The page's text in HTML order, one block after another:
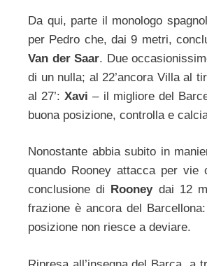
Da qui, parte il monologo
per Pedro che, dai 9 metri,
Van der Saar. Due
di un nulla; al 22’ancora Villa al
al 27’:Xavi – il migliore del
buona posizione, controlla e
Nonostante abbia subito in
quando Rooney attacca per vie
conclusione di
Rooneydai 12
frazione è ancora del
posizione non riesce a deviare.